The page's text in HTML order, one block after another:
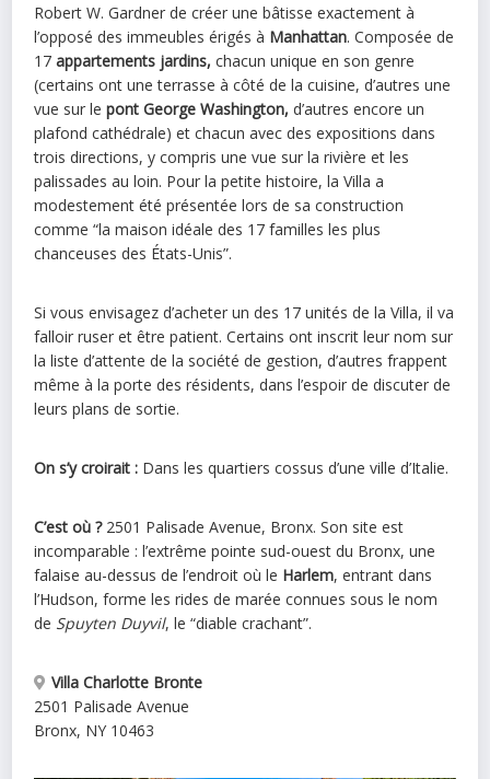
Robert W. Gardner de créer une bâtisse exactement à
l’opposé des immeubles érigés à Manhattan. Composée de
17appartements jardins, chacun unique en son genre
(certains ont une terrasse à côté de la cuisine, d’autres une
vue sur lepont George Washington, d’autres encore un
plafond cathédrale) et chacun avec des expositions dans
trois directions, y compris une vue sur la rivière et les
palissades au loin. Pour la petite histoire, la Villa a
modestement été présentée lors de sa construction
comme “la maison idéale des 17 familles les plus
chanceuses des États-Unis”.
Si vous envisagez d’acheter un des 17 unités de la Villa, il va
falloir ruser et être patient. Certains ont inscrit leur nom sur
la liste d’attente de la société de gestion, d’autres frappent
même à la porte des résidents, dans l’espoir de discuter de
leurs plans de sortie.
On s’y croirait : Dans les quartiers cossus d’une ville d’Italie.
C’est où ?2501 Palisade Avenue, Bronx. Son site est
incomparable : l’extrême pointe sud-ouest du Bronx, une
falaise au-dessus de l’endroit où le Harlem, entrant dans
l’Hudson, forme les rides de marée connues sous le nom
de Spuyten Duyvil, le “diable crachant”.
Villa Charlotte Bronte
2501 Palisade Avenue
Bronx, NY 10463